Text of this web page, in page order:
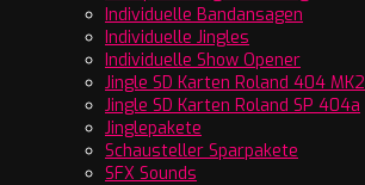
Individuelle Bandansagen
Individuelle Jingles
Individuelle Show Opener
Jingle SD Karten Roland 404 MK2
Jingle SD Karten Roland SP 404a
Jinglepakete
Schausteller Sparpakete
SFX Sounds